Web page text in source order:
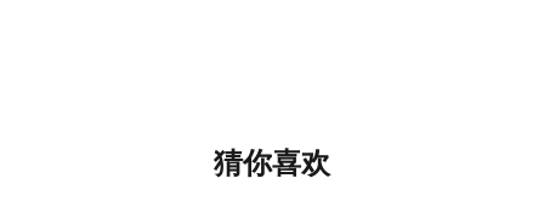
猜你喜欢